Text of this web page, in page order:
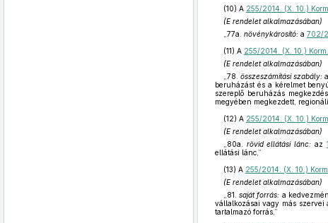
(10) A 255/2014. (X. 10.)
(E rendelet alkalmazásában)
„77a. növénykárosító:a 702/
(11) A 255/2014. (X. 10.)
(E rendelet alkalmazásában)
„78. összeszámítási szabály:
beruházást és a kérelmet
szereplő beruházás
megyében megkezdett,
(12) A 255/2014. (X. 10.)
(E rendelet alkalmazásában)
„80a. rövid ellátási lánc: az
ellátási lánc,”
(13) A 255/2014. (X. 10.)
(E rendelet alkalmazásában)
„81.saját forrás: a
vállalkozásai vagy más
tartalmazó forrás,”